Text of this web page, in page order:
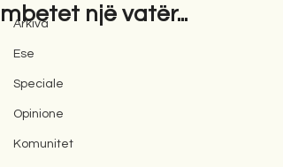
Arkiva
Ese
Speciale
Opinione
Komunitet
mbetet një vatër...